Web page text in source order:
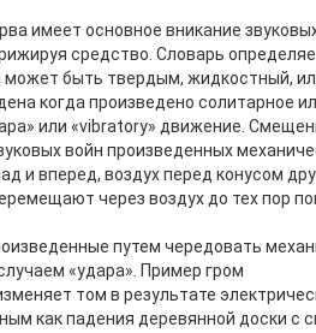
имеет основное вникание
средство. Словарь
быть твердым, жидкостный,
когда произведено солитарное
или «vibratory» движение.
войн произведенных
и вперед, воздух перед конусом
через воздух до тех пор
путем чередовать
«удара». Пример гром
том в результате
как падения деревянной доски с